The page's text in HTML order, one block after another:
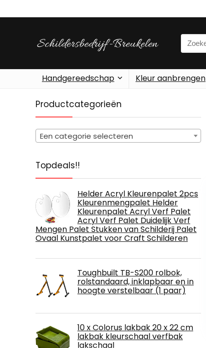
Search
for:
Handgereedschap Kleur aanbrengen
Productcategorieën
Een categorie selecteren
Topdeals!!
Helder Acryl Kleurenpalet 2pcs
Kleurenmengpalet Helder
Kleurenpalet Acryl Verf Palet
Acryl Verf Palet Duidelijk Verf
Mengen Palet Stukken van Schilderij Palet
Ovaal Kunstpalet voor Craft Schilderen
Toughbuilt TB-S200 rolbok,
rolstandaard, inklapbaar en in
hoogte verstelbaar (1 paar)
10 x Colorus lakbak 20 x 22 cm
lakbak kleurschaal verfbak
lakschaal